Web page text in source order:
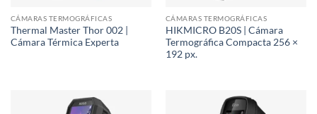
CÁMARAS TERMOGRÁFICAS
Thermal Master Thor 002 |
Cámara Térmica Experta
CÁMARAS TERMOGRÁFICAS
HIKMICRO B20S | Cámara
Termográfica Compacta 256 ×
192 px.